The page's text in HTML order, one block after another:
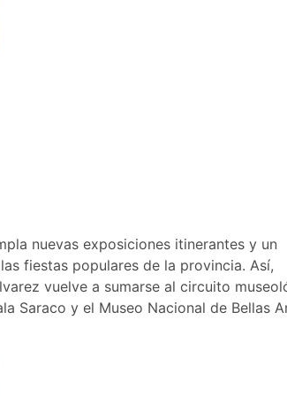
nuevas exposiciones itinerantes y un
fiestas populares de la provincia. Así,
vuelve a sumarse al circuito
Saraco y el Museo Nacional de Bellas